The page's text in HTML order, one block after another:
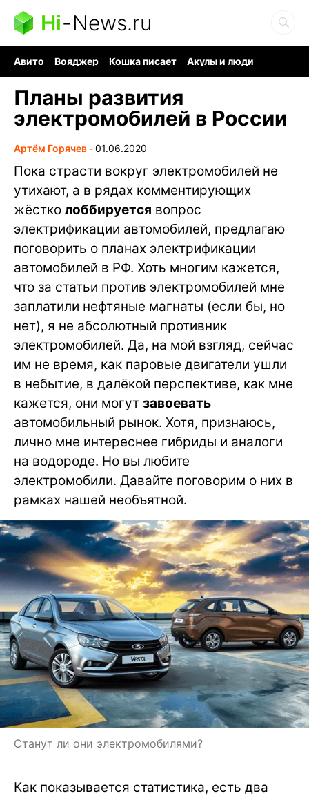
Hi-News.ru
Авито Вояджер Кошка писает
Акулы и люди
Планы развития
электромобилей в России
Артём Горячев ∙ 01.06.2020
Пока страсти вокруг электромобилей не
утихают, а в рядах комментирующих
жёстко лоббируется вопрос
электрификации автомобилей, предлагаю
поговорить о планах электрификации
автомобилей в РФ. Хоть многим кажется,
что за статьи против электромобилей мне
заплатили нефтяные магнаты (если бы, но
нет), я не абсолютный противник
электромобилей. Да, на мой взгляд, сейчас
им не время, как паровые двигатели ушли
в небытие, в далёкой перспективе, как мне
кажется, они могут завоевать
автомобильный рынок. Хотя, признаюсь,
лично мне интереснее гибриды и аналоги
на водороде. Но вы любите
электромобили. Давайте поговорим о них в
рамках нашей необъятной.
Станут ли они электромобилями?
Как показывается статистика, есть два